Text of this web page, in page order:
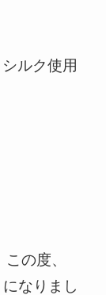
ルク使用
の度、
なりまし